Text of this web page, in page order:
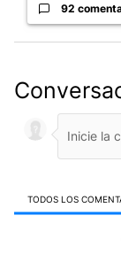
92
TODOS LOS
Todos los